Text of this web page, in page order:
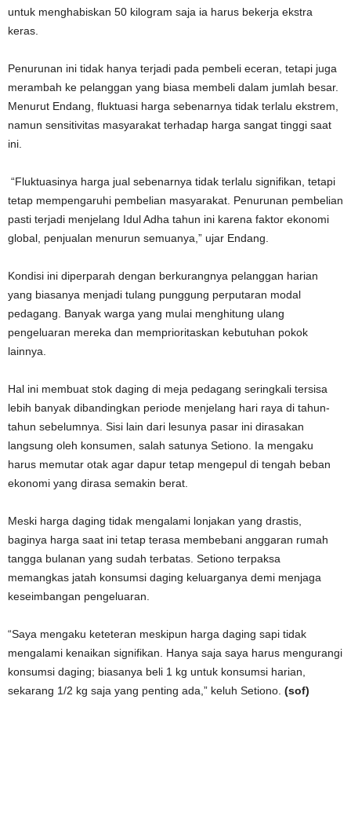
untuk menghabiskan 50 kilogram saja ia harus bekerja ekstra
keras.
Penurunan ini tidak hanya terjadi pada pembeli eceran, tetapi juga
merambah ke pelanggan yang biasa membeli dalam jumlah besar.
Menurut Endang, fluktuasi harga sebenarnya tidak terlalu ekstrem,
namun sensitivitas masyarakat terhadap harga sangat tinggi saat
ini.
“Fluktuasinya harga jual sebenarnya tidak terlalu signifikan, tetapi
tetap mempengaruhi pembelian masyarakat. Penurunan pembelian
pasti terjadi menjelang Idul Adha tahun ini karena faktor ekonomi
global, penjualan menurun semuanya,” ujar Endang.
Kondisi ini diperparah dengan berkurangnya pelanggan harian
yang biasanya menjadi tulang punggung perputaran modal
pedagang. Banyak warga yang mulai menghitung ulang
pengeluaran mereka dan memprioritaskan kebutuhan pokok
lainnya.
Hal ini membuat stok daging di meja pedagang seringkali tersisa
lebih banyak dibandingkan periode menjelang hari raya di tahun-
tahun sebelumnya. Sisi lain dari lesunya pasar ini dirasakan
langsung oleh konsumen, salah satunya Setiono. Ia mengaku
harus memutar otak agar dapur tetap mengepul di tengah beban
ekonomi yang dirasa semakin berat.
Meski harga daging tidak mengalami lonjakan yang drastis,
baginya harga saat ini tetap terasa membebani anggaran rumah
tangga bulanan yang sudah terbatas. Setiono terpaksa
memangkas jatah konsumsi daging keluarganya demi menjaga
keseimbangan pengeluaran.
“Saya mengaku keteteran meskipun harga daging sapi tidak
mengalami kenaikan signifikan. Hanya saja saya harus mengurangi
konsumsi daging; biasanya beli 1 kg untuk konsumsi harian,
sekarang 1/2 kg saja yang penting ada,” keluh Setiono. (sof)